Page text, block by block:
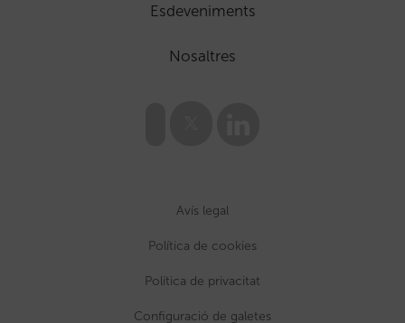
Esdeveniments
Nosaltres
Avís legal
Política de cookies
Política de privacitat
Configuració de galetes